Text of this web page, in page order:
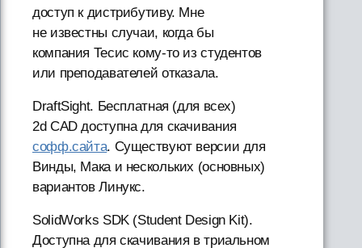
доступ к дистрибутиву. Мне
не известны случаи, когда бы
компания Тесис кому-то из студентов
или преподавателей отказала.
DraftSight. Бесплатная (для всех)
2d CAD доступна для скачивания
софф.сайта. Существуют версии для
Винды, Мака и нескольких (основных)
вариантов Линукс.
SolidWorks SDK (Student Design Kit).
Доступна для скачивания в триальном